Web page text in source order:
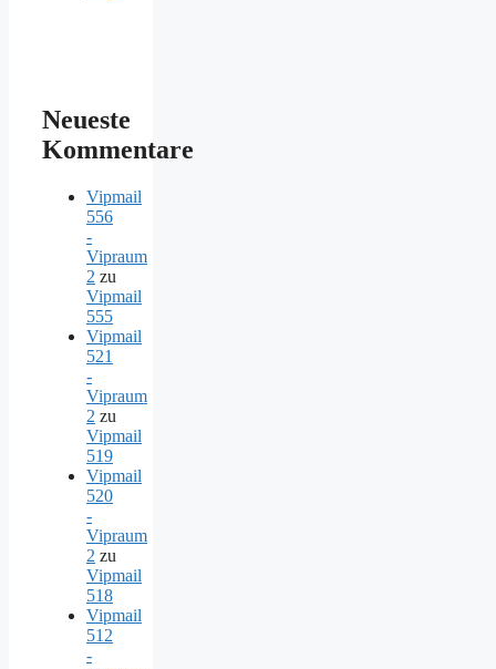
Neueste
Kommentare
Vipmail
556
-
Vipraum
2 zu
Vipmail
555
Vipmail
521
-
Vipraum
2 zu
Vipmail
519
Vipmail
520
-
Vipraum
2 zu
Vipmail
518
Vipmail
512
-